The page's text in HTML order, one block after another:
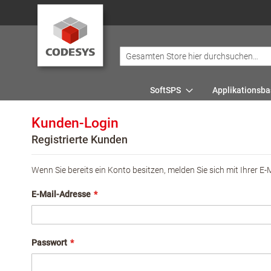
SoftSPS
Kunden-Login
Registrierte Kunden
Wenn Sie bereits ein Konto besitzen, melden Sie sich mit Ihrer E-
E-Mail-Adresse
Passwort